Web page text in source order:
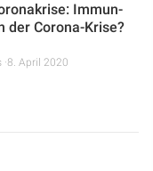
Immun-
der Corona-Krise?
8. April 2020